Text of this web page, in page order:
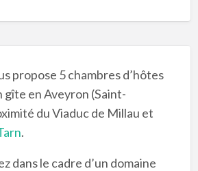
propose 5 chambres d’hôtes
gîte en Aveyron (Saint-
du Viaduc de Millau et
.
dans le cadre d’un domaine